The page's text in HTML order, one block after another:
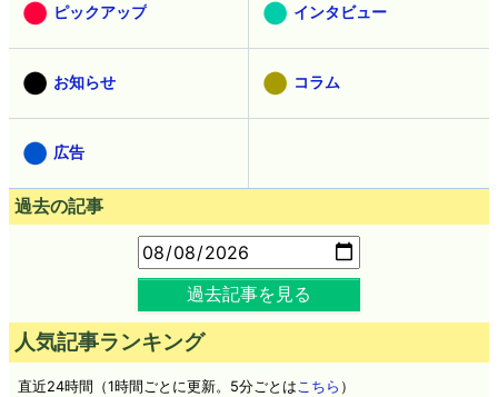
ピックアップ インタビュー
お知らせ コラム
広告
過去の記事
過去記事を見る
人気記事ランキング
直近24時間（1時間ごとに更新。5分ごとは こちら ）